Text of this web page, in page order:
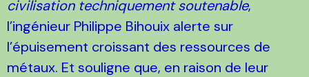
civilisation techniquement soutenable,
l’ingénieur Philippe Bihouix alerte sur
l’épuisement croissant des ressources de
métaux. Et souligne que, en raison de leur